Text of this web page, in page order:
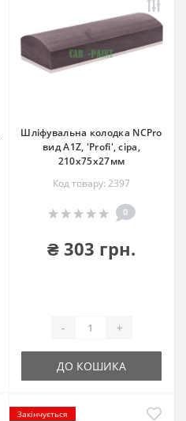
Шліфувальна колодка NCPro
вид А1Z, 'Profi', сіра,
210х75х27мм
Код товару: 2397
0
₴ 303 грн.
- +
ДО КОШИКА
Закінчується